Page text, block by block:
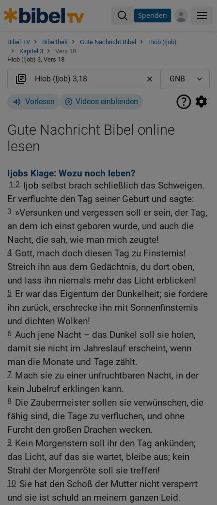
Spenden
Bibel TV Bibelthek Gute Nachricht Bibel
Hiob (Ijob)
Kapitel 3
Vers 18
Hiob (Ijob) 3, Vers 18
Vorlesen Videos einblenden
Gute Nachricht Bibel online
lesen
Ijobs Klage: Wozu noch leben?
1-2 Ijob selbst brach schließlich das Schweigen.
Er verfluchte den Tag seiner Geburt und sagte:
3 »Versunken und vergessen soll er sein, der Tag,
an dem ich einst geboren wurde, und auch die
Nacht, die sah, wie man mich zeugte!
4 Gott, mach doch diesen Tag zu Finsternis!
Streich ihn aus dem Gedächtnis, du dort oben,
und lass ihn niemals mehr das Licht erblicken!
5 Er war das Eigentum der Dunkelheit; sie fordere
ihn zurück, erschrecke ihn mit Sonnenfinsternis
und dichten Wolken!
6 Auch jene Nacht – das Dunkel soll sie holen,
damit sie nicht im Jahreslauf erscheint, wenn
man die Monate und Tage zählt.
7 Mach sie zu einer unfruchtbaren Nacht, in der
kein Jubelruf erklingen kann.
8 Die Zaubermeister sollen sie verwünschen, die
fähig sind, die Tage zu verfluchen, und ohne
Furcht den großen Drachen wecken.
9 Kein Morgenstern soll ihr den Tag ankünden;
das Licht, auf das sie wartet, bleibe aus; kein
Strahl der Morgenröte soll sie treffen!
10 Sie hat den Schoß der Mutter nicht versperrt
und sie ist schuld an meinem ganzen Leid.